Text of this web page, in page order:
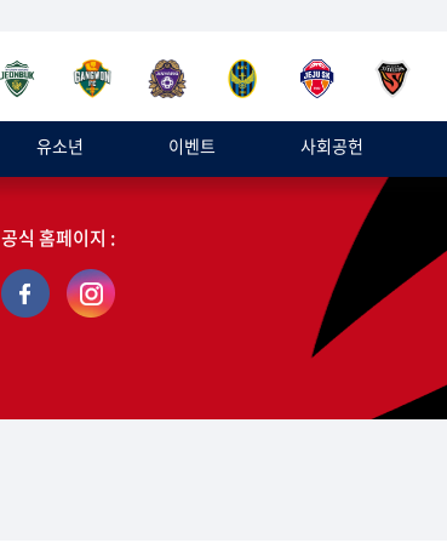
유소년 이벤트 사회공헌
공식 홈페이지 :